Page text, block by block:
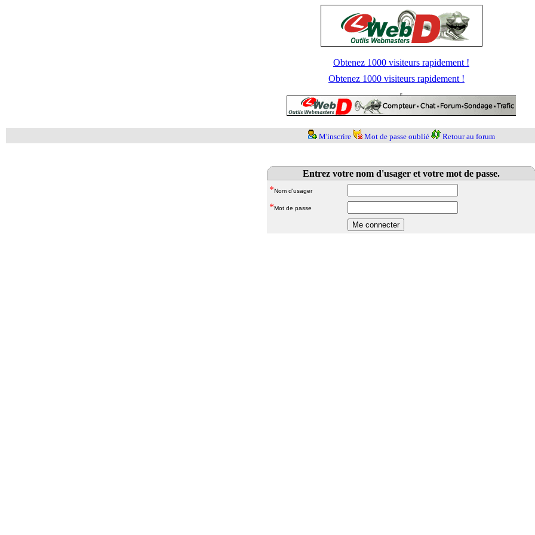
Obtenez 1000 visiteurs rapidement !
Obtenez 1000 visiteurs rapidement !
M'inscrire Mot de passe oublié Retour au forum
Entrez votre nom d'usager et votre mot de passe.
*Nom d'usager
*Mot de passe